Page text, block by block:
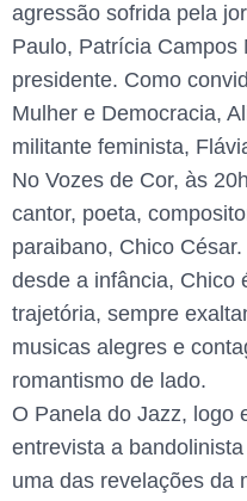
agressão sofrida pela
Paulo, Patrícia Campos
presidente. Como
Mulher e Democracia,
militante feminista,
No Vozes de Cor, às
cantor, poeta,
paraibano, Chico
desde a infância, Chico
trajetória, sempre
musicas alegres e
romantismo de lado.
O Panela do Jazz, logo
entrevista a
uma das revelações da